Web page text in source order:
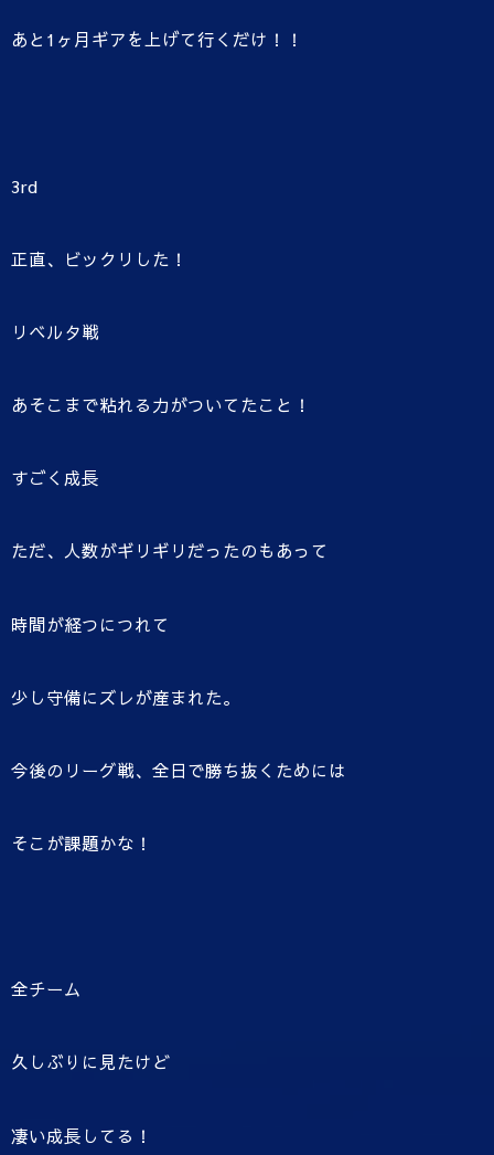
あと1ヶ月ギアを上げて行くだけ！！
3rd
正直、ビックリした！
リベルタ戦
あそこまで粘れる力がついてたこと！
すごく成長
ただ、人数がギリギリだったのもあって
時間が経つにつれて
少し守備にズレが産まれた。
今後のリーグ戦、全日で勝ち抜くためには
そこが課題かな！
全チーム
久しぶりに見たけど
凄い成長してる！